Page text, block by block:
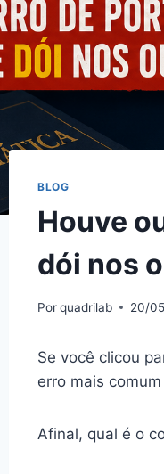
BLOG
Houve
dói nos
Porquadrilab 20/
Se você clicou
erro mais
Afinal, qual é o